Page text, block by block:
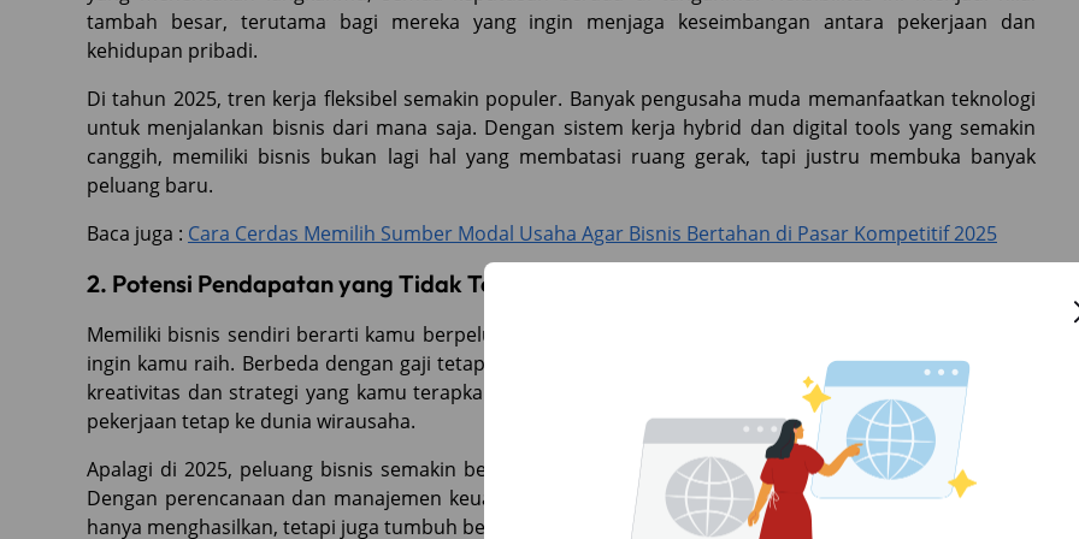
tambah besar, terutama bagi mereka yang ingin menjaga keseimbangan antara pekerjaan dan
kehidupan pribadi.
Di tahun 2025, tren kerja fleksibel semakin populer. Banyak pengusaha muda memanfaatkan teknologi
untuk menjalankan bisnis dari mana saja. Dengan sistem kerja hybrid dan digital tools yang semakin
canggih, memiliki bisnis bukan lagi hal yang membatasi ruang gerak, tapi justru membuka banyak
peluang baru.
Baca juga : Cara Cerdas Memilih Sumber Modal Usaha Agar Bisnis Bertahan di Pasar Kompetitif 2025
2. Potensi Pendapatan yang Tidak Terbatas
Memiliki bisnis sendiri berarti kamu berpeluang menentukan sendiri seberapa besar pendapatan yang
ingin kamu raih. Berbeda dengan gaji tetap karyawan, penghasilan dari bisnis bisa berkembang seiring
kreativitas dan strategi yang kamu terapkan. Inilah salah satu alasan utama banyak orang beralih dari
pekerjaan tetap ke dunia wirausaha.
Apalagi di 2025, peluang bisnis semakin beragam. Mulai dari bisnis digital, kuliner, hingga jasa kreatif.
Dengan perencanaan dan manajemen keuangan yang baik, kamu bisa membangun bisnis yang bukan
hanya menghasilkan, tetapi juga tumbuh berkelanjutan.